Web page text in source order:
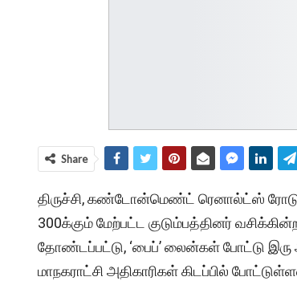
Share
திருச்சி, கண்டோன்மெண்ட் ரெனால்ட்ஸ் ரோடு
300க்கும் மேற்பட்ட குடும்பத்தினர்
தோண்டப்பட்டு, ‘பைப்’ லைன்கள் போட்டு
மாநகராட்சி அதிகாரிகள் கிடப்பில்